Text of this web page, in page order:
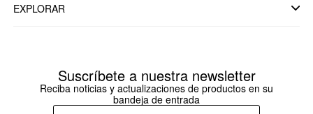
EXPLORAR
Suscríbete a nuestra newsletter
Reciba noticias y actualizaciones de productos en su
bandeja de entrada